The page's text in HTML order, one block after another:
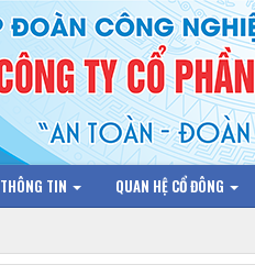
THÔNG TIN QUAN HỆ CỔ ĐÔNG